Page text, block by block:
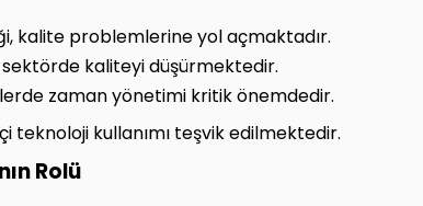
kalite problemlerine yol açmaktadır.
kaliteyi düşürmektedir.
zaman yönetimi kritik önemdedir.
kullanımı teşvik edilmektedir.
Rolü